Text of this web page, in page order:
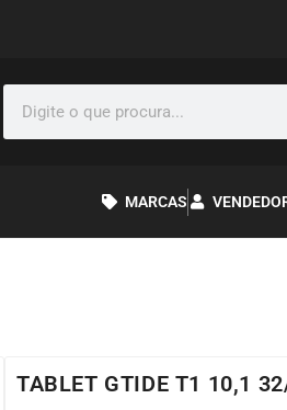
MARCAS
TABLET GTIDE T1 10,1